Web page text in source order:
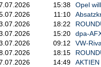
15:38
Opel
11:10
18:22
15:20
dpa-
09:12
VW-
18:15
14:49